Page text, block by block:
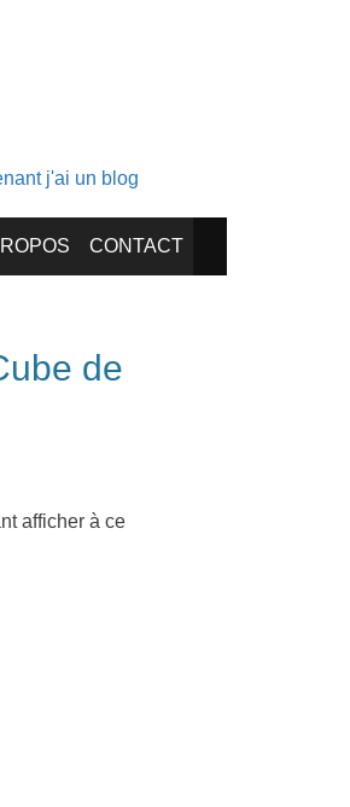
j'ai un blog
CONTACT
de
afficher à ce